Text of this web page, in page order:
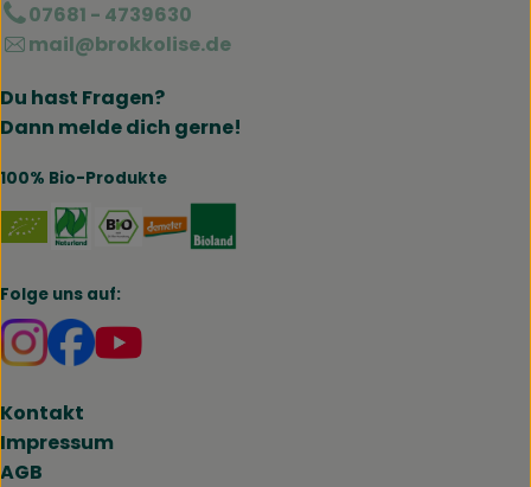
07681 - 4739630
mail@brokkolise.de
Du hast Fragen?
Dann melde dich gerne!
100% Bio-Produkte
Externer Link zu https://www.naturland.de/de/
Externer Link zu https://www.bmel.de/
Folge uns auf:
Externer Link zu https://www.instagram.com/
Externer Link zu https://www.facebook.com/
Kontakt
Impressum
AGB